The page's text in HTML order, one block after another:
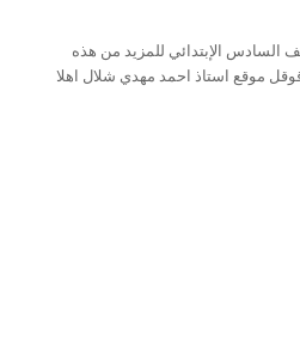
السادس الإبتدائي للمزيد من هذه
موقع استاذ احمد مهدي شلال اهلا